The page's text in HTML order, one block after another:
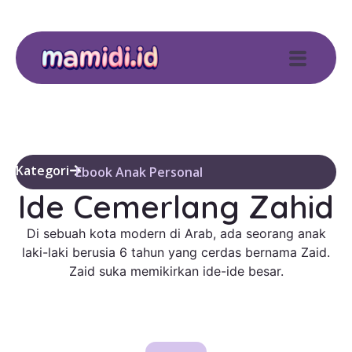
Kategori Ebook Anak Personal
Ide Cemerlang Zahid
Di sebuah kota modern di Arab, ada seorang anak
laki-laki berusia 6 tahun yang cerdas bernama Zaid.
Zaid suka memikirkan ide-ide besar.